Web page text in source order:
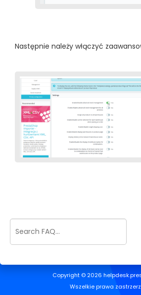
Następnie należy włączyć
Copyright © 2026
Wszelkie prawa